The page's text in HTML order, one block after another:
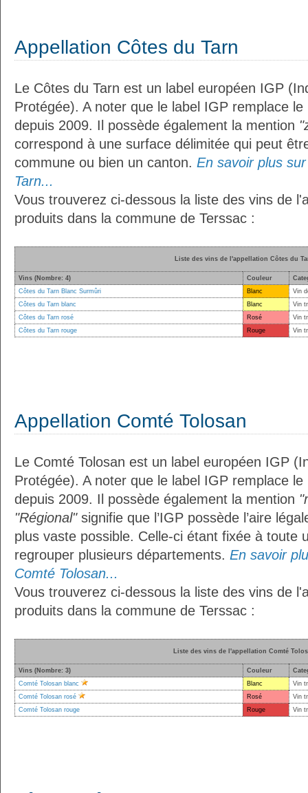
Appellation Côtes du Tarn
Le Côtes du Tarn est un label européen IGP
Protégée). A noter que le label IGP remplace
depuis 2009. Il possède également la mention
correspond à une surface délimitée qui peut
commune ou bien un canton. En savoir plus
Tarn...
Vous trouverez ci-dessous la liste des vins de
produits dans la commune de Terssac :
Liste des vins de l'appellation Côtes du
Vins (Nombre: 4) Couleur
Côtes du Tarn Blanc Surmûri
Blanc
Vin
Côtes du Tarn blanc
Blanc
Vin
Côtes du Tarn rosé
Rosé
Vin
Côtes du Tarn rouge
Rouge Vin
Appellation Comté Tolosan
Le Comté Tolosan est un label européen IGP
Protégée). A noter que le label IGP remplace
depuis 2009. Il possède également la mention
"Régional"signifie que l’IGP possède l’aire
plus vaste possible. Celle-ci étant fixée à toute
regrouper plusieurs départements. En savoir
Comté Tolosan...
Vous trouverez ci-dessous la liste des vins de
produits dans la commune de Terssac :
Liste des vins de l'appellation Comté
Vins (Nombre: 3) Couleur
Comté Tolosan blanc
Blanc
Vin
Comté Tolosan rosé
Rosé
Vin
Comté Tolosan rouge
Rouge Vin